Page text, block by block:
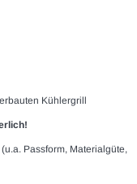
Kühlergrill
Passform, Materialgüte,